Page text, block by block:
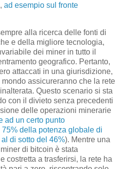
ad esempio sul fronte
alla ricerca delle fonti di
e della migliore tecnologia,
dei miner in tutto il
geografico. Pertanto,
attaccati in una giurisdizione,
assicureranno che la rete
Questo scenario si sta
con il divieto senza precedenti
delle operazioni minerarie
ad un certo punto
della potenza globale di
di sotto del 46%). Mentre una
di bitcoin è stata
costretta a trasferirsi, la rete ha